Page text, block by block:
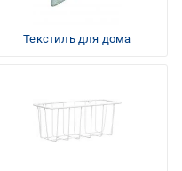
Текстиль для дома